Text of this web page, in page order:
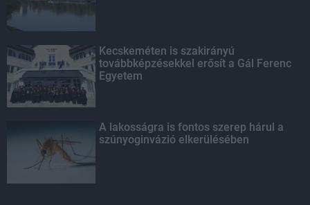
Kecskeméten is szakirányú
továbbképzésekkel erősít a Gál Ferenc
Egyetem
A lakosságra is fontos szerep hárul a
szúnyoginvázió elkerülésében